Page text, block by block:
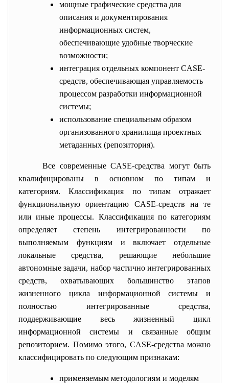
мощные графические средства для
описания и документирования
информационных систем,
обеспечивающие удобные творческие
возможности;
интеграция отдельных компонент CASE-
средств, обеспечивающая управляемость
процессом разработки информационной
системы;
использование специальным образом
организованного хранилища проектных
метаданных (репозитория).
Все современные CASE-средства могут быть
квалифицированы в основном по типам и
категориям. Классификация по типам отражает
функциональную ориентацию CASE-средств на те
или иные процессы. Классификация по категориям
определяет степень интегрированности по
выполняемым функциям и включает отдельные
локальные средства, решающие небольшие
автономные задачи, набор частично интегрированных
средств, охватывающих большинство этапов
жизненного цикла информационной системы и
полностью интегрированные средства,
поддерживающие весь жизненный цикл
информационной системы и связанные общим
репозиторием. Помимо этого, CASE-средства можно
классифицировать по следующим признакам:
применяемым методологиям и моделям